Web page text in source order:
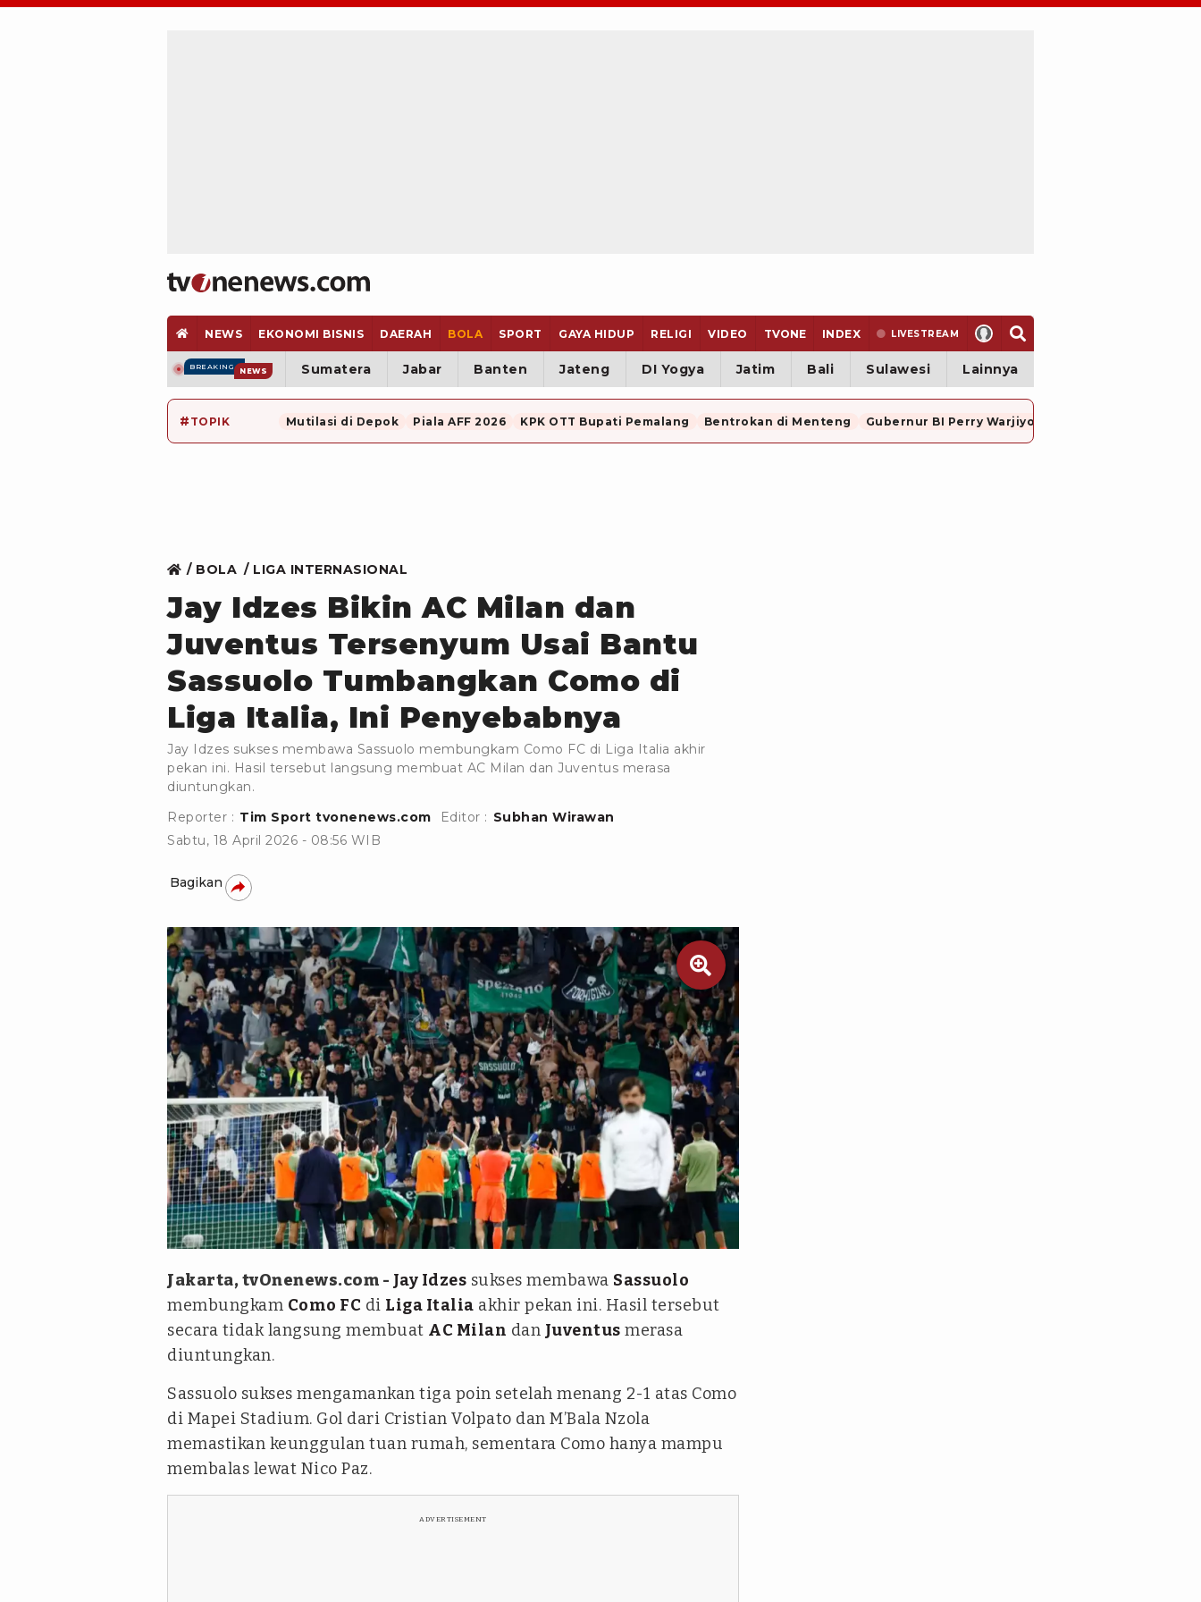
NEWS EKONOMI BISNIS DAERAH BOLA SPORT GAYA HIDUP RELIGI VIDEO TVONE INDEX LIVESTREAM
BREAKING NEWS Sumatera Jabar Banten Jateng DI Yogya Jatim Bali Sulawesi Lainnya
# TOPIK Mutilasi di Depok Piala AFF 2026 KPK OTT Bupati Pemalang Bentrokan di Menteng Gubernur BI Perry Warjiyo Mundur
BOLA LIGA INTERNASIONAL
Jay Idzes Bikin AC Milan dan
Juventus Tersenyum Usai Bantu
Sassuolo Tumbangkan Como di
Liga Italia, Ini Penyebabnya
Jay Idzes sukses membawa Sassuolo membungkam Como FC di Liga Italia akhir
pekan ini. Hasil tersebut langsung membuat AC Milan dan Juventus merasa
diuntungkan.
Reporter : Tim Sport tvonenews.com Editor : Subhan Wirawan
Sabtu, 18 April 2026 - 08:56 WIB
Bagikan

REUTERS/Alessandro Garofalo
Jakarta, tvOnenews.com - Jay Idzes sukses membawa Sassuolo
membungkam Como FC di Liga Italia akhir pekan ini. Hasil tersebut
secara tidak langsung membuat AC Milan dan Juventus merasa
diuntungkan.
Sassuolo sukses mengamankan tiga poin setelah menang 2-1 atas Como
di Mapei Stadium. Gol dari Cristian Volpato dan M’Bala Nzola
memastikan keunggulan tuan rumah, sementara Como hanya mampu
membalas lewat Nico Paz.
ADVERTISEMENT